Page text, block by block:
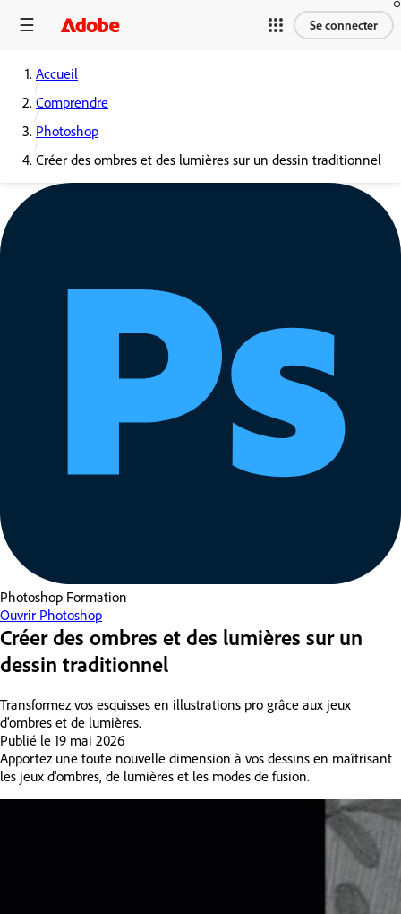
Se connecter
Accueil
Comprendre
Photoshop
Créer des ombres et des lumières sur un dessin traditionnel
Photoshop Formation
Ouvrir Photoshop
Créer des ombres et des lumières sur un
dessin traditionnel
Transformez vos esquisses en illustrations pro grâce aux jeux
d'ombres et de lumières.
Publié le 19 mai 2026
Apportez une toute nouvelle dimension à vos dessins en maîtrisant
les jeux d'ombres, de lumières et les modes de fusion.